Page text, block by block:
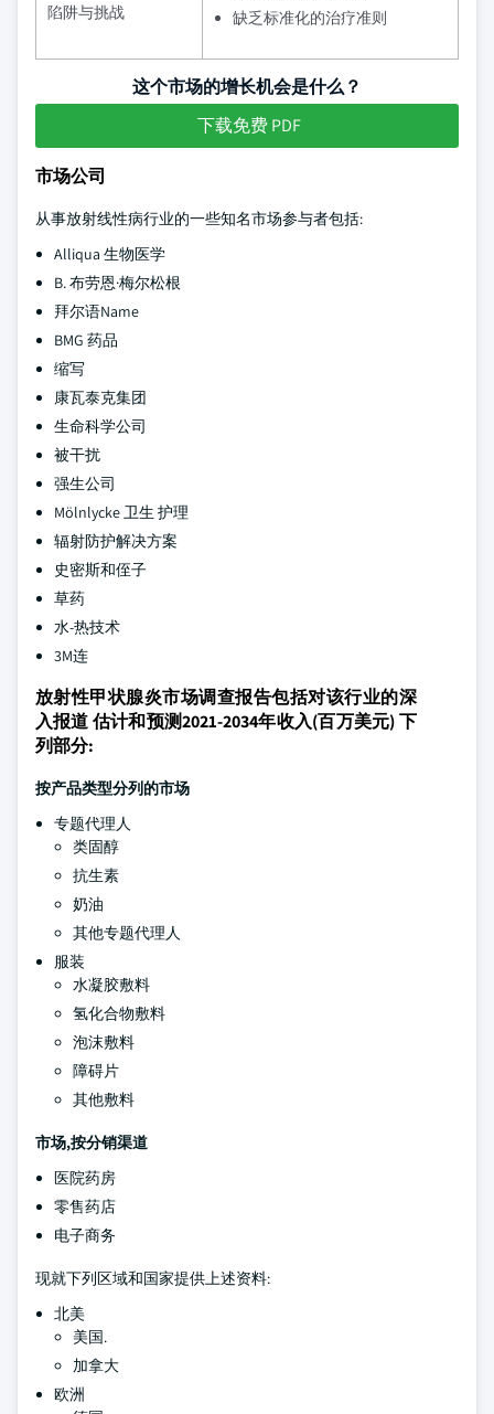
陷阱与挑战
缺乏标准化的治疗准则
这个市场的增长机会是什么？
下载免费 PDF
市场公司
从事放射线性病行业的一些知名市场参与者包括:
Alliqua 生物医学
B. 布劳恩·梅尔松根
拜尔语Name
BMG 药品
缩写
康瓦泰克集团
生命科学公司
被干扰
强生公司
Mölnlycke 卫生 护理
辐射防护解决方案
史密斯和侄子
草药
水-热技术
3M连
放射性甲状腺炎市场调查报告包括对该行业的深
入报道 估计和预测2021-2034年收入(百万美元) 下
列部分:
按产品类型分列的市场
专题代理人
类固醇
抗生素
奶油
其他专题代理人
服装
水凝胶敷料
氢化合物敷料
泡沫敷料
障碍片
其他敷料
市场,按分销渠道
医院药房
零售药店
电子商务
现就下列区域和国家提供上述资料:
北美
美国.
加拿大
欧洲